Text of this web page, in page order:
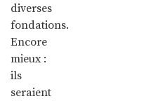
diverses
fondations.
Encore
mieux :
ils
seraient